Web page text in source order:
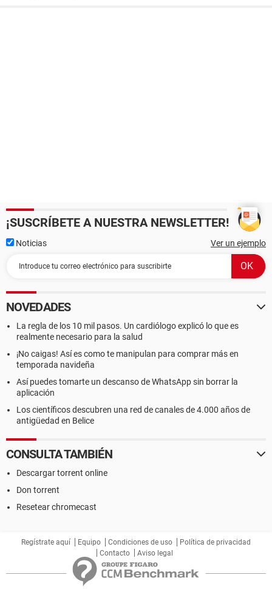
¡SUSCRÍBETE A NUESTRA NEWSLETTER!
Noticias Ver un ejemplo
NOVEDADES
La regla de los 10 mil pasos. Un cardiólogo explicó lo que es
realmente necesario para la salud
¡No caigas! Así es como te manipulan para comprar más en
temporada navideña
Así puedes tomarte un descanso de WhatsApp sin borrar la
aplicación
Los científicos descubren una red de canales de 4.000 años de
antigüedad en Belice
CONSULTA TAMBIÉN
Descargar torrent online
Don torrent
Resetear chromecast
Regístrate aquí Equipo Condiciones de uso
Política de privacidad
Contacto
Aviso legal